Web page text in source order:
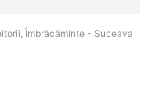
Îmbrăcăminte - Suceava